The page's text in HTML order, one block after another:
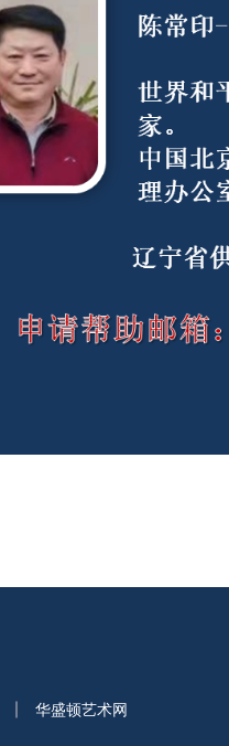
华盛顿艺术网